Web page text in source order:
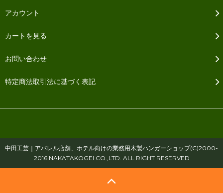
アカウント
カートを見る
お問い合わせ
特定商法取引法に基づく表記
中田工芸｜アパレル店舗、ホテル向けの業務用木製ハンガーショップ(C)2000-
2016 NAKATAKOGEI CO.,LTD. ALL RIGHT RESERVED